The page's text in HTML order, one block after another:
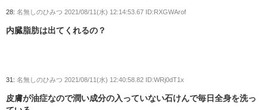
28: 名無しのひみつ 2021/08/11(水) 12:14:53.67 ID:RXGWArof
内臓脂肪は出てくれるの？
31: 名無しのひみつ 2021/08/11(水) 12:40:58.82 ID:WRj0dT1x
皮膚が油症なので潤い成分の入っていない石けんで毎日全身を洗っ